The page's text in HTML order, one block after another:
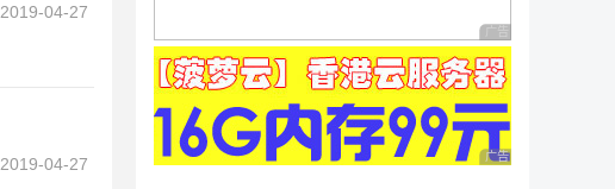
2019-04-27
2019-04-27
广告 商业广告，理性
广告 商业广告，理性